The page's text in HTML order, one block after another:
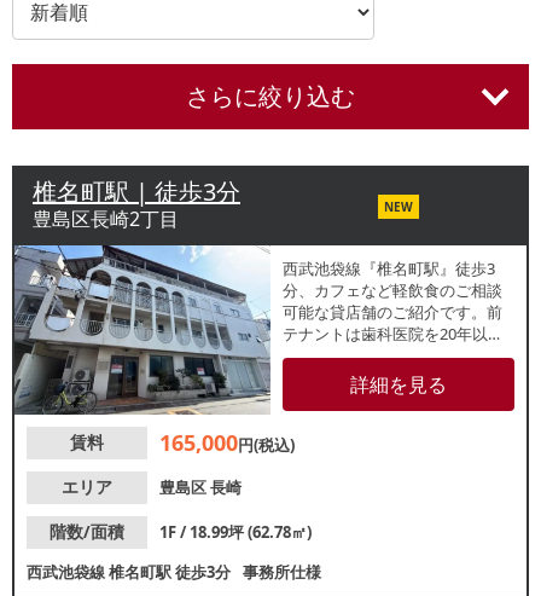
さらに絞り込む
椎名町駅 | 徒歩3分
豊島区長崎2丁目 NEW
西武池袋線『椎名町駅』徒歩3
分、カフェなど軽飲食のご相談
可能な貸店舗のご紹介です。前
テナントは歯科医院を20年以上
営業していました。視認性良好
な1階路面店。地域住民の帰宅動
線上に位置しており、リピータ
等、お気軽にお問合せくださ
詳細を見る
賃料 165,000円(税込)
エリア
豊島区長崎
階数/面積
1F / 18.99坪 (62.78㎡)
西武池袋線椎名町駅徒歩3分 事務所仕様